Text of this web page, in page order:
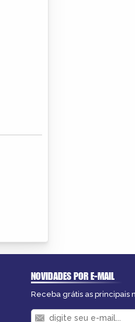
NOVIDADES POR E-MAIL
Receba grátis as principais